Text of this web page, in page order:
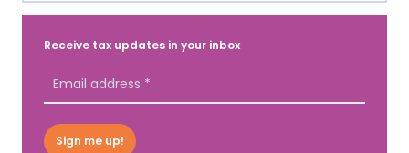
Receive tax updates in your inbox
Sign me up!